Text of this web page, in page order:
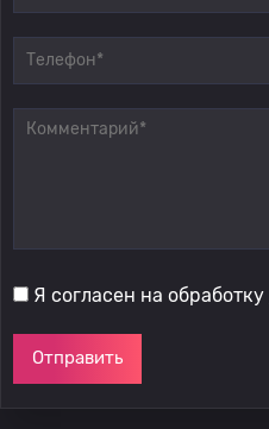
Я согласен на обработку
Отправить